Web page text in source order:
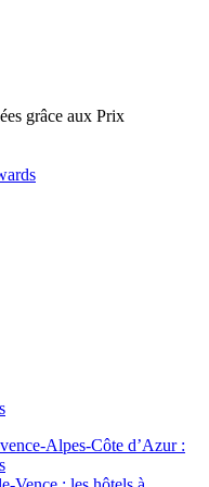
grâce aux Prix
Alpes-Côte d’Azur :